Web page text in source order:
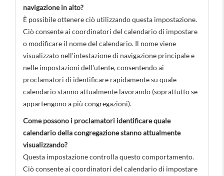
navigazione in alto?
È possibile ottenere ciò utilizzando questa impostazione.
Ciò consente ai coordinatori del calendario di impostare
o modificare il nome del calendario. Il nome viene
visualizzato nell'intestazione di navigazione principale e
nelle impostazioni dell'utente, consentendo ai
proclamatori di identificare rapidamente su quale
calendario stanno attualmente lavorando (soprattutto se
appartengono a più congregazioni).
Come possono i proclamatori identificare quale
calendario della congregazione stanno attualmente
visualizzando?
Questa impostazione controlla questo comportamento.
Ciò consente ai coordinatori del calendario di impostare